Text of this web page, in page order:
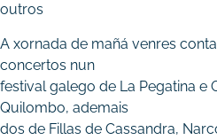
outros
A xornada de mañá venres
concertos nun
festival galego de La Pegatina e
Quilombo, ademais
dos de Fillas de Cassandra,